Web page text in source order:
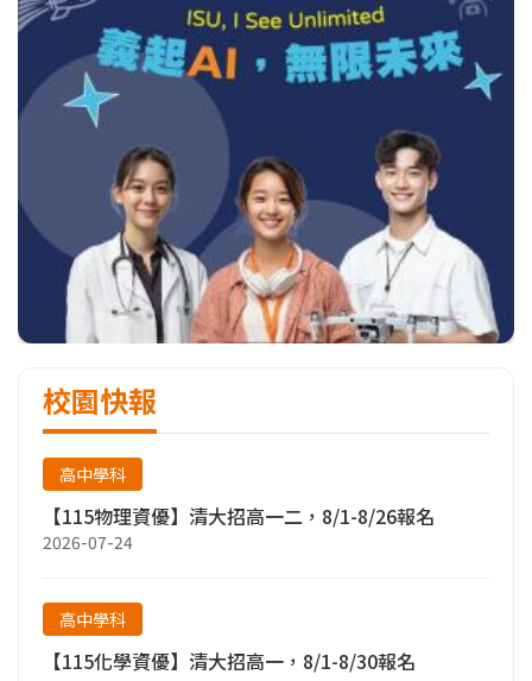
校園快報
高中學科
【115物理資優】清大招高一二，8/1-8/26報名
2026-07-24
高中學科
【115化學資優】清大招高一，8/1-8/30報名